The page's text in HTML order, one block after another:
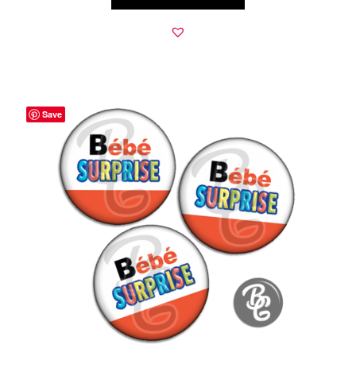
Save